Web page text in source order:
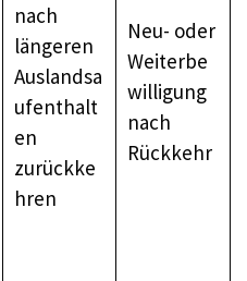
nach
längeren
Auslandsa
ufenthalt
en
zurückke
hren
Neu- oder
Weiterbe
willigung
nach
Rückkehr